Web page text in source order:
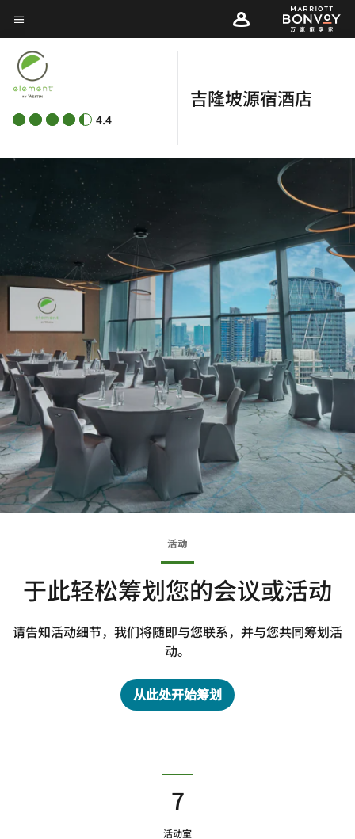
Skip
to
main
content
菜单文本
4.4
吉隆坡源宿酒店
活动
于此轻松筹划您的会议或活动
请告知活动细节，我们将随即与您联系，并与您共同筹划活
动。
从此处开始筹划
7
活动室